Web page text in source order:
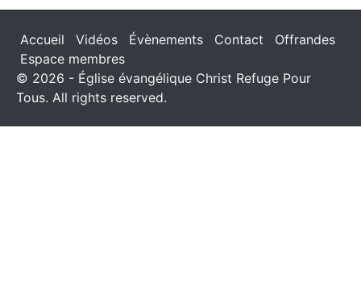
Accueil Vidéos Évènements Contact
Offrandes
Espace membres
© 2026 - Église évangélique Christ Refuge Pour
Tous. All rights reserved.